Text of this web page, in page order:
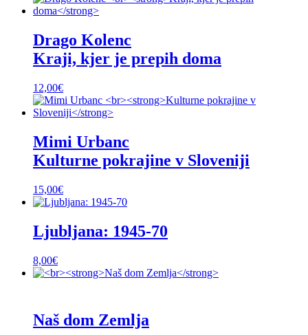
Drago Kolenc
Kraji, kjer je prepih doma
12,00€
Mimi Urbanc
Kulturne pokrajine v Sloveniji
15,00€
Ljubljana: 1945-70
8,00€
Naš dom Zemlja